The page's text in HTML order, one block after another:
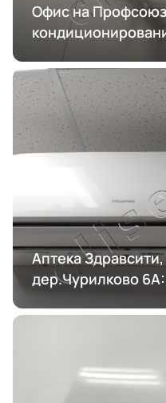
Офис на
Аптека
дер.Чурилково